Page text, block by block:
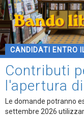
CANDIDATI ENTRO
Contributi
l'apertura
Le domande potranno
settembre 2026